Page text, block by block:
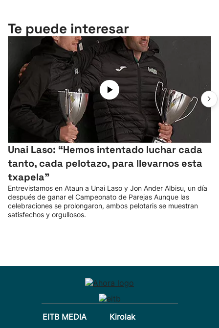
Te puede interesar
Unai Laso: “Hemos intentado luchar cada
tanto, cada pelotazo, para llevarnos esta
txapela”
Entrevistamos en Ataun a Unai Laso y Jon Ander Albisu, un día
después de ganar el Campeonato de Parejas Aunque las
celebraciones se prolongaron, ambos pelotaris se muestran
satisfechos y orgullosos.
EITB MEDIA Kirolak